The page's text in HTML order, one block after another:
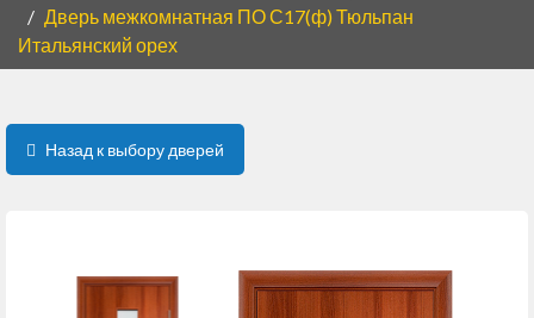
КОРПУСНАЯ МЕБЕЛЬ
Дверь межкомнатная ПО С17(ф) Тюльпан
Итальянский орех
Назад к выбору дверей